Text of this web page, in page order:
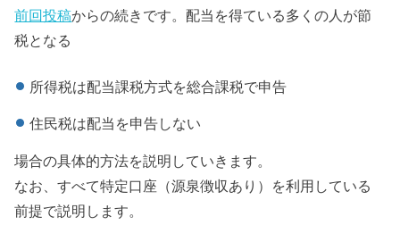
前回投稿からの続きです。配当を得ている多くの人が節
税となる
所得税は配当課税方式を総合課税で申告
住民税は配当を申告しない
場合の具体的方法を説明していきます。
なお、すべて特定口座（源泉徴収あり）を利用している
前提で説明します。